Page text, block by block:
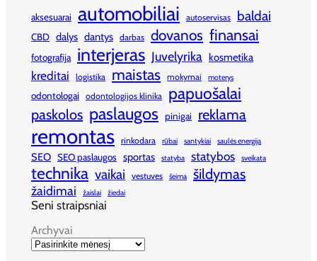
aksesuarai automobiliai autoservisas baldai
CBD dalys dantys darbas dovanos finansai
fotografija interjeras Juvelyrika kosmetika
kreditai logistika maistas mokymai moterys
odontologai odontologijos klinika papuošalai
paskolos paslaugos pinigai reklama
remontas rinkodara rūbai santykiai saulės energija
SEO SEO paslaugos sportas statyba statybos sveikata
technika vaikai vestuves šeima šildymas
žaidimai žaislai žiedai
Seni straipsniai
Archyvai